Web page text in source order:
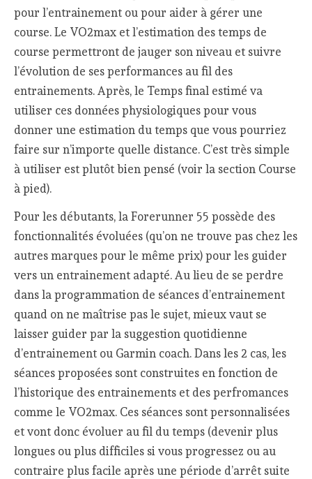
pour l’entrainement ou pour aider à gérer une
course. Le VO2max et l’estimation des temps de
course permettront de jauger son niveau et suivre
l’évolution de ses performances au fil des
entrainements. Après, le Temps final estimé va
utiliser ces données physiologiques pour vous
donner une estimation du temps que vous pourriez
faire sur n’importe quelle distance. C’est très simple
à utiliser est plutôt bien pensé (voir la section Course
à pied).
Pour les débutants, la Forerunner 55 possède des
fonctionnalités évoluées (qu’on ne trouve pas chez les
autres marques pour le même prix) pour les guider
vers un entrainement adapté. Au lieu de se perdre
dans la programmation de séances d’entrainement
quand on ne maîtrise pas le sujet, mieux vaut se
laisser guider par la suggestion quotidienne
d’entrainement ou Garmin coach. Dans les 2 cas, les
séances proposées sont construites en fonction de
l’historique des entrainements et des perfromances
comme le VO2max. Ces séances sont personnalisées
et vont donc évoluer au fil du temps (devenir plus
longues ou plus difficiles si vous progressez ou au
contraire plus facile après une période d’arrêt suite